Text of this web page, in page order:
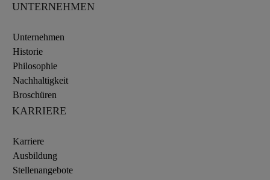
UNTERNEHMEN
Unternehmen
Historie
Philosophie
Nachhaltigkeit
Broschüren
KARRIERE
Karriere
Ausbildung
Stellenangebote